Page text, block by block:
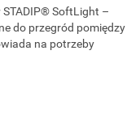
SoftLight –
do przegród pomiędzy
na potrzeby